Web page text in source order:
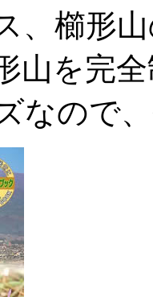
、櫛形
山を完
なので